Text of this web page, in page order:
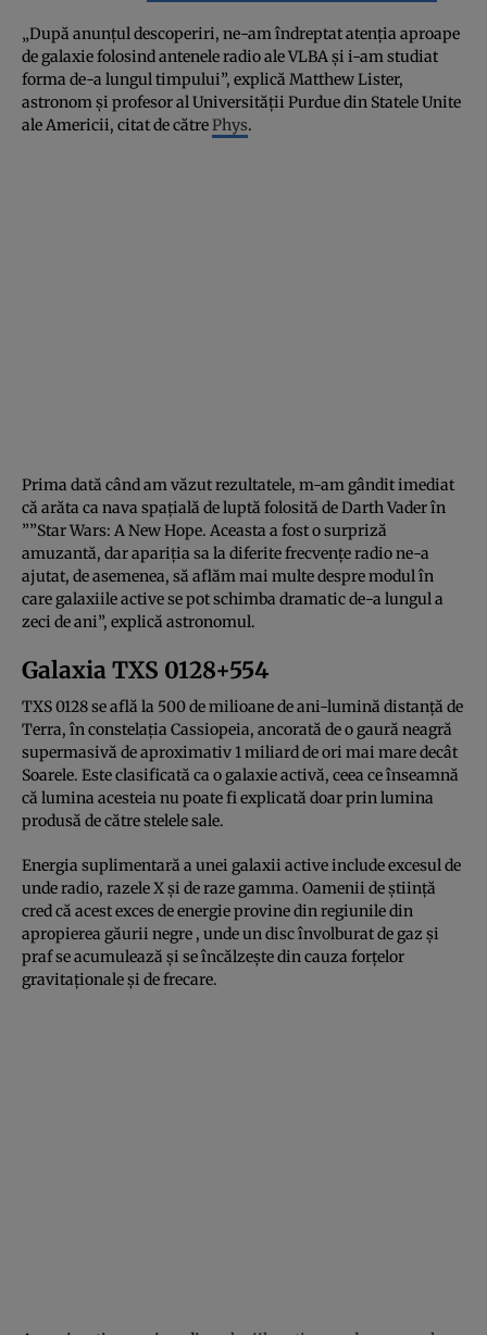
„După anunțul descoperiri, ne-am îndreptat atenția aproape
de galaxie folosind antenele radio ale VLBA și i-am studiat
forma de-a lungul timpului”, explică Matthew Lister,
astronom și profesor al Universității Purdue din Statele Unite
ale Americii, citat de cătrePhys.
Prima dată când am văzut rezultatele, m-am gândit imediat
că arăta ca nava spațială de luptă folosită de Darth Vader în
””Star Wars: A New Hope. Aceasta a fost o surpriză
amuzantă, dar apariția sa la diferite frecvențe radio ne-a
ajutat, de asemenea, să aflăm mai multe despre modul în
care galaxiile active se pot schimba dramatic de-a lungul a
zeci de ani”, explică astronomul.
Galaxia TXS 0128+554
TXS 0128 se află la 500 de milioane de ani-lumină distanță de
Terra, în constelația Cassiopeia, ancorată de o gaură neagră
supermasivă de aproximativ 1 miliard de ori mai mare decât
Soarele. Este clasificată ca o galaxie activă, ceea ce înseamnă
că lumina acesteia nu poate fi explicată doar prin lumina
produsă de către stelele sale.
Energia suplimentară a unei galaxii active include excesul de
unde radio, razele X și de raze gamma. Oamenii de știință
cred că acest exces de energie provine din regiunile din
apropierea găurii negre , unde un disc învolburat de gaz și
praf se acumulează și se încălzește din cauza forțelor
gravitaționale și de frecare.